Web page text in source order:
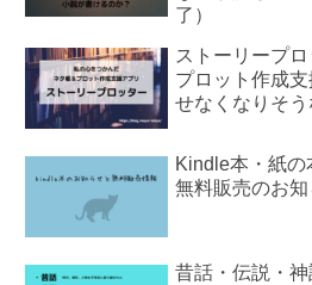
了）
ストーリープ
プロット作成
せなくなりそう
Kindle本・紙の
無料販売のお
昔話・伝説・神